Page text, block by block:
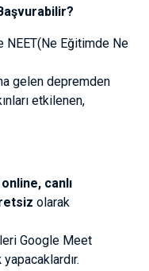
NEET(Ne Eğitimde Ne
gelen depremden
etkilenen,
online, canlı
olarak
Google Meet
yapacaklardır.